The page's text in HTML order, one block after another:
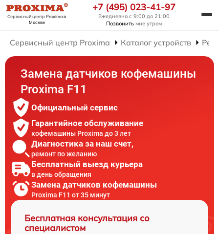
Сервисный центр Proximaв
Москве
+7 (495) 023-41-97
Ежедневно с 9:00 до 21:00
Позвонить мне утром
Сервисный центр Proxima Каталог устройств
Замена датчиков кофемашины
Proxima F11
Официальный сервис
Гарантийное обслуживание
кофемашины Proxima до 3 лет
Диагностика за наш счет,
ремонт по желанию
Бесплатный выезд курьера
в день обращения
Замена датчиков кофемашины
Proxima F11 от 35 минут
Бесплатная консультация со
специалистом